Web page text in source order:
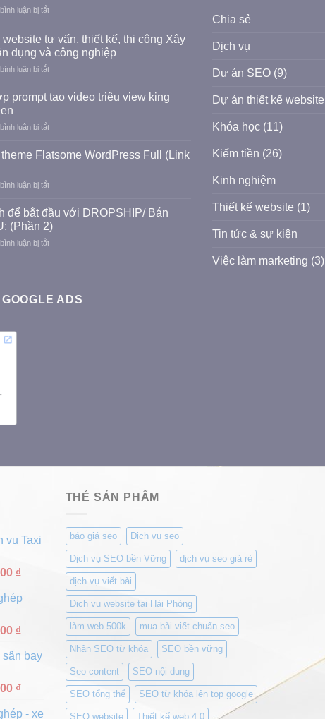
luận bị tắtở
A-
Z
về
tín
dụng
website tư vấn, thiết kế, thi công Xây
dụng và công nghiệp
luận bị tắtở
kế
website
vấn,
kế,
Xây
dân
dụng
công
prompt tạo video triệu view king
luận bị tắtở
hợp
video
view
king
and
queen
Flatsome WordPress Full (Link
luận bị tắtở
sẻ
theme
Flatsome
WordPress
để bắt đầu với DROPSHIP/ Bán
(Phần 2)
luận bị tắtở
đầu
Chia sẻ
Dịch vụ
Dự án SEO(9)
Dự án thiết kế website
Khóa học(11)
Kiếm tiền (26)
Kinh nghiệm
Thiết kế website (1)
Tin tức & sự kiện
Việc làm marketing (3)
ADS
vụ Taxi
₫Giá
tại
3.900.000 ₫.
₫Giá
tại
3.900.000 ₫.
sân bay
₫Giá
- xe
THẺ SẢN PHẨM
báo giá seo Dịch vụ seo
Dịch vụ SEO bền Vững dịch vụ seo giá rẻ
dịch vụ viết bài
Dịch vụ website tại Hải Phòng
làm web 500k mua bài viết chuẩn seo
Nhận SEO từ khóa SEO bền vững
Seo content SEO nội dung
SEO tổng thể SEO từ khóa lên top google
SEO website Thiết kế web 4.0